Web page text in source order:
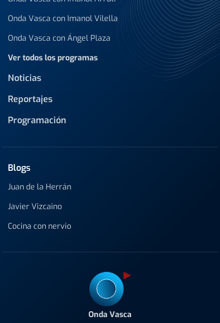
Onda Vasca con Imanol Vilella
Onda Vasca con Ángel Plaza
Ver todos los programas
Noticias
Reportajes
Programación
Blogs
Juan de la Herrán
Javier Vizcaino
Cocina con nervio
Onda Vasca